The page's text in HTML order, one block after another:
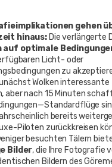
gehen
hinaus: Die verlängerte
auf optimale
Licht- oder
zu
Wolken interessante
aber nach 15 Minuten
bereits
Piloten zurückkreisen
besuchten Tälern
Bilder, die Ihre Fotografie
Bildern des